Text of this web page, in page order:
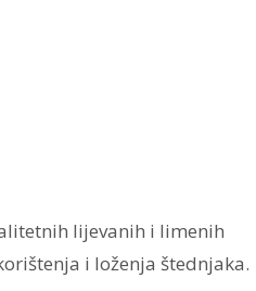
lijevanih i limenih
i loženja štednjaka.